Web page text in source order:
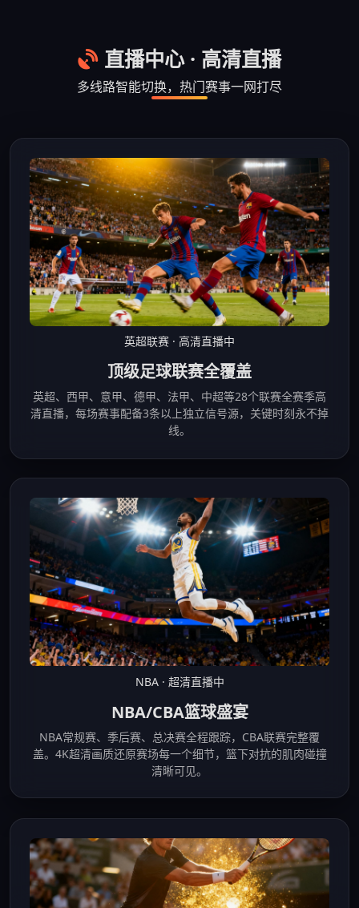
直播中心 · 高清直播
多线路智能切换，热门赛事一网打尽
英超联赛 · 高清直播中
顶级足球联赛全覆盖
英超、西甲、意甲、德甲、法甲、中超等28个联赛全赛季高
清直播，每场赛事配备3条以上独立信号源，关键时刻永不掉
线。
NBA · 超清直播中
NBA/CBA篮球盛宴
NBA常规赛、季后赛、总决赛全程跟踪，CBA联赛完整覆
盖。4K超清画质还原赛场每一个细节，篮下对抗的肌肉碰撞
清晰可见。